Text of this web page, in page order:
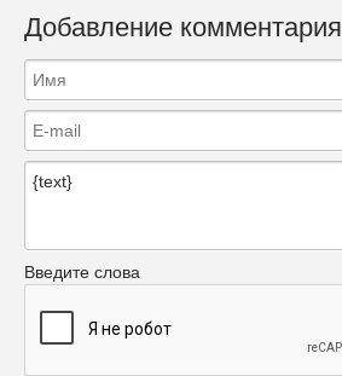
Добавление комментария
Введите слова